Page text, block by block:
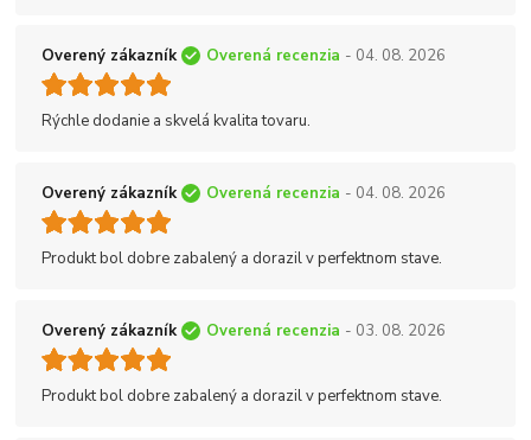
Overený zákazník Overená recenzia - 04. 08. 2026
Rýchle dodanie a skvelá kvalita tovaru.
Overený zákazník Overená recenzia - 04. 08. 2026
Produkt bol dobre zabalený a dorazil v perfektnom stave.
Overený zákazník Overená recenzia - 03. 08. 2026
Produkt bol dobre zabalený a dorazil v perfektnom stave.